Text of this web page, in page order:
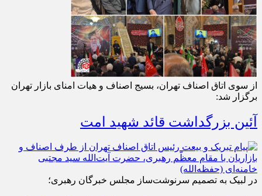
از سوی اتاق اصناف تهران، بسیج اصناف و هیات امنای بازار تهران
برگزار شد:
آئین بزرگداشت قائد شهید امت
در لبیک به تصمیم سرنوشت‌ساز مجلس خبرگان رهبری؛